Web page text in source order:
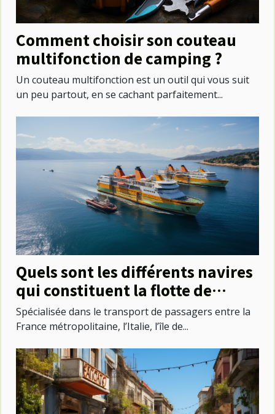
Comment choisir son couteau
multifonction de camping ?
Un couteau multifonction est un outil qui vous suit
un peu partout, en se cachant parfaitement...
Quels sont les différents navires
qui constituent la flotte de
Corsica Ferries ?
Spécialisée dans le transport de passagers entre la
France métropolitaine, l’Italie, l’île de...